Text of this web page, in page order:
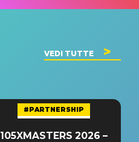
VEDI TUTTE
#PARTNERSHIP
105XMASTERS 2026 –